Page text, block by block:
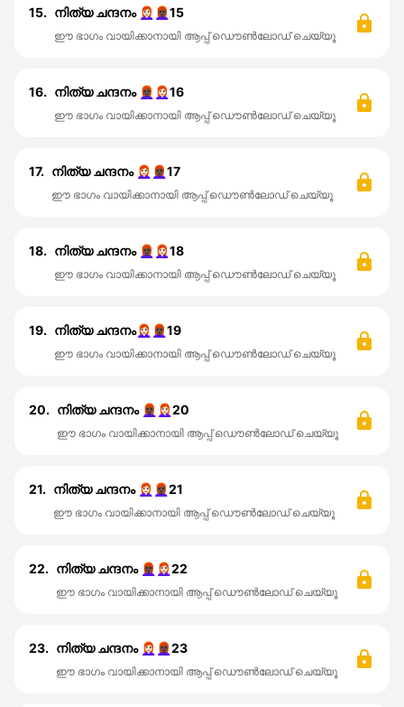
15. നിത്യ ചന്ദനം 👩🏻‍🦰👩🏿‍🦰15
ഈ ഭാഗം വായിക്കാനായി ആപ്പ് ഡൌൺലോഡ് ചെയ്യൂ
16. നിത്യ ചന്ദനം 👩🏿‍🦰👩🏻‍🦰16
ഈ ഭാഗം വായിക്കാനായി ആപ്പ് ഡൌൺലോഡ് ചെയ്യൂ
17. നിത്യ ചന്ദനം 👩🏻‍🦰👩🏿‍🦰17
ഈ ഭാഗം വായിക്കാനായി ആപ്പ് ഡൌൺലോഡ് ചെയ്യൂ
18. നിത്യ ചന്ദനം 👩🏿‍🦰👩🏻‍🦰18
ഈ ഭാഗം വായിക്കാനായി ആപ്പ് ഡൌൺലോഡ് ചെയ്യൂ
19. നിത്യ ചന്ദനം👩🏻‍🦰👩🏿‍🦰19
ഈ ഭാഗം വായിക്കാനായി ആപ്പ് ഡൌൺലോഡ് ചെയ്യൂ
20. നിത്യ ചന്ദനം 👩🏿‍🦰👩🏻‍🦰20
ഈ ഭാഗം വായിക്കാനായി ആപ്പ് ഡൌൺലോഡ് ചെയ്യൂ
21. നിത്യ ചന്ദനം 👩🏻‍🦰👩🏿‍🦰21
ഈ ഭാഗം വായിക്കാനായി ആപ്പ് ഡൌൺലോഡ് ചെയ്യൂ
22. നിത്യ ചന്ദനം 👩🏿‍🦰👩🏻‍🦰22
ഈ ഭാഗം വായിക്കാനായി ആപ്പ് ഡൌൺലോഡ് ചെയ്യൂ
23. നിത്യ ചന്ദനം 👩🏻‍🦰👩🏿‍🦰23
ഈ ഭാഗം വായിക്കാനായി ആപ്പ് ഡൌൺലോഡ് ചെയ്യൂ